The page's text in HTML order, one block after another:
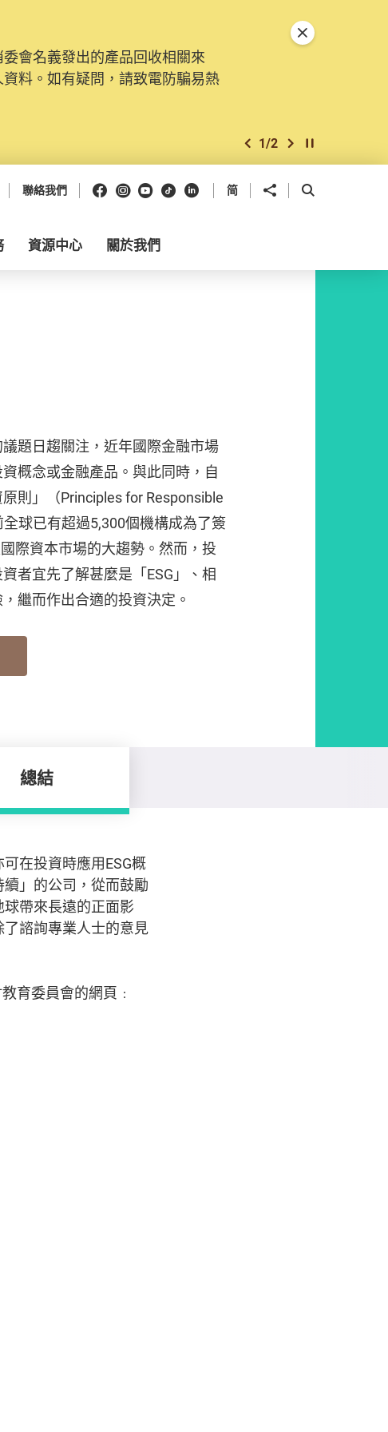
會名義發出的產品回收相關來
料。如有疑問，請致電防騙易熱
上一個
1/2 下一個開始/暫停幻燈
關閉特別通告
聯絡我們 Facebook
Instagram
Youtube
抖音領英 简 分享到 開啟搜尋框
資源中心 關於我們
題日趨關注，近年國際金融市場
概念或金融產品。與此同時，自
則」（Principles for Responsible
球已有超過5,300個機構成為了簽
際資本市場的大趨勢。然而，投
者宜先了解甚麼是「ESG」、相
繼而作出合適的投資決定。
總結
在投資時應用ESG概
」的公司，從而鼓勵
帶來長遠的正面影
諮詢專業人士的意見
育委員會的網頁﹕